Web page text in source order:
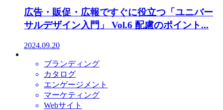
広告・販促・広報ですぐに役立つ「ユニバー
サルデザイン入門」 Vol.6 配慮のポイント...
2024.09.20
ブランディング
カタログ
エンゲージメント
マーケティング
Webサイト